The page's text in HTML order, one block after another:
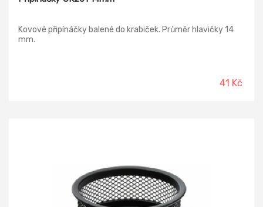
Kovové připínáčky balené do krabiček. Průměr hlavičky 14
mm.
41 Kč